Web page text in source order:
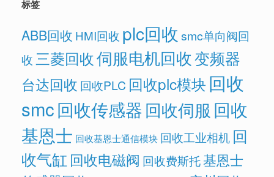
标签
ABB回收 HMI回收 plc回收 smc单向阀回
收三菱回收伺服电机回收变频器
台达回收 回收PLC 回收plc模块 回收
smc回收传感器回收伺服 回收
基恩士 回收基恩士通信模块 回收工业相机 回
收气缸 回收电磁阀 回收费斯托基恩士